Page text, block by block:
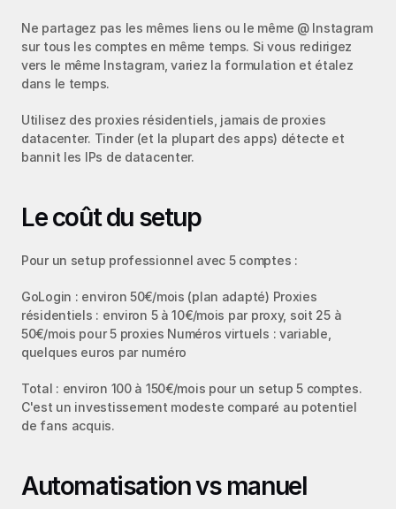
Ne partagez pas les mêmes liens ou le même @ Instagram
sur tous les comptes en même temps. Si vous redirigez
vers le même Instagram, variez la formulation et étalez
dans le temps.
Utilisez des proxies résidentiels, jamais de proxies
datacenter. Tinder (et la plupart des apps) détecte et
bannit les IPs de datacenter.
Le coût du setup
Pour un setup professionnel avec 5 comptes :
GoLogin : environ 50€/mois (plan adapté) Proxies
résidentiels : environ 5 à 10€/mois par proxy, soit 25 à
50€/mois pour 5 proxies Numéros virtuels : variable,
quelques euros par numéro
Total : environ 100 à 150€/mois pour un setup 5 comptes.
C'est un investissement modeste comparé au potentiel
de fans acquis.
Automatisation vs manuel